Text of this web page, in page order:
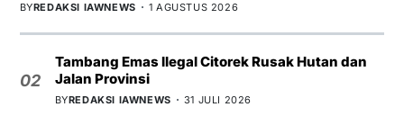
BYREDAKSI IAWNEWS 1 AGUSTUS 2026
02
Tambang Emas Ilegal Citorek Rusak Hutan dan
Jalan Provinsi
BYREDAKSI IAWNEWS 31 JULI 2026